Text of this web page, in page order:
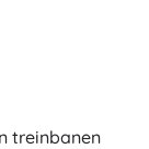
treinbanen